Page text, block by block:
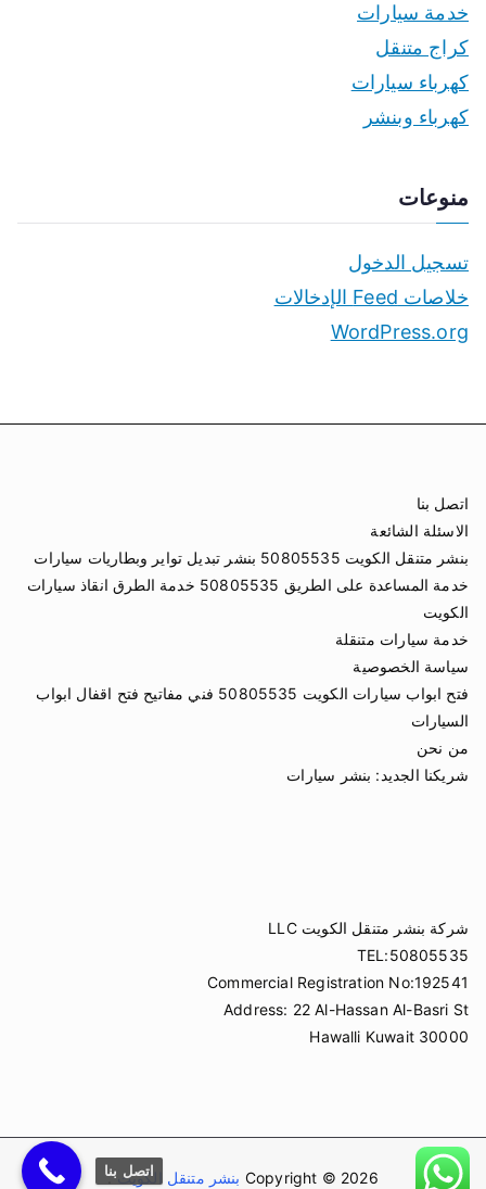
خدمة سيارات
كراج متنقل
كهرباء سيارات
كهرباء وبنشر
منوعات
تسجيل الدخول
خلاصات Feed الإدخالات
WordPress.org
اتصل بنا
الاسئلة الشائعة
بنشر متنقل الكويت 50805535 بنشر تبديل تواير وبطاريات سيارات
خدمة المساعدة على الطريق 50805535 خدمة الطرق انقاذ سيارات
الكويت
خدمة سيارات متنقلة
سياسة الخصوصية
فتح ابواب سيارات الكويت 50805535 فني مفاتيح فتح اقفال ابواب
السيارات
من نحن
شريكنا الجديد: بنشر سيارات
شركة بنشر متنقل الكويت LLC
TEL:50805535
Commercial Registration No:192541
Address: 22 Al-Hassan Al-Basri St
Hawalli Kuwait 30000
Copyright © 2026 بنشر متنقل الكويت.
اتصل بنا